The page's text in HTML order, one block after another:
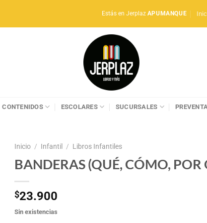
Estás en Jerplaz APUMANQUE
CONTENIDOS ESCOLARES SUCURSALES
Inicio / Infantil / Libros Infantiles
BANDERAS (QUÉ, CÓMO, POR
$23.900
Sin existencias